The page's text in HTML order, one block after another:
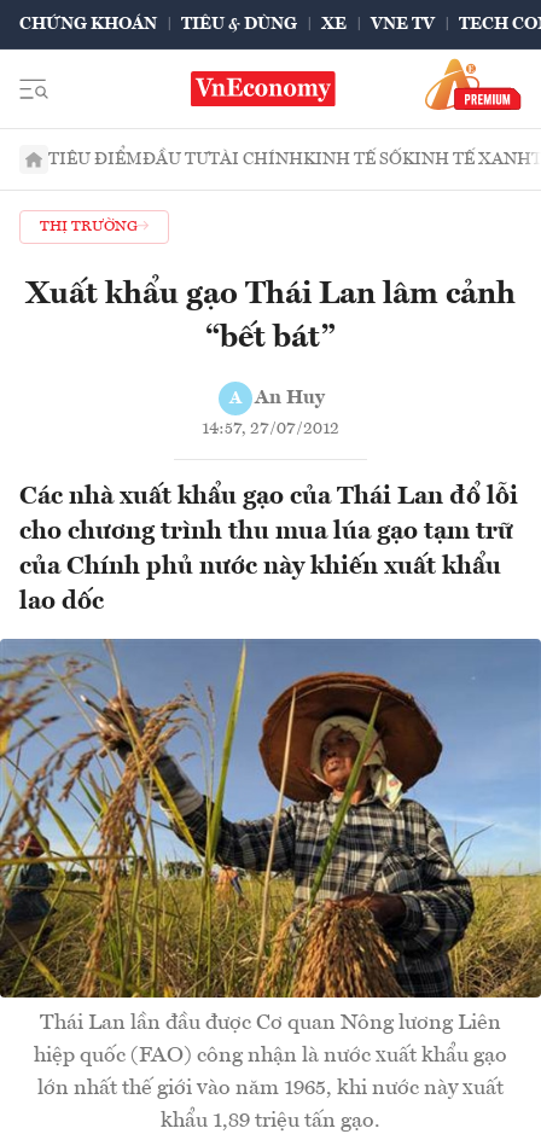
CHỨNG KHOÁN TIÊU & DÙNG XE VNE TV TECH
TIÊU ĐIỂMĐẦU TƯTÀI CHÍNHKINH TẾ SỐKINH TẾ XANH
THỊ TRƯỜNG
Xuất khẩu gạo Thái Lan lâm cảnh
“bết bát”
A An Huy
14:57, 27/07/2012
Các nhà xuất khẩu gạo của Thái Lan đổ lỗi
cho chương trình thu mua lúa gạo tạm trữ
của Chính phủ nước này khiến xuất khẩu
lao dốc
Thái Lan lần đầu được Cơ quan Nông lương Liên
hiệp quốc (FAO) công nhận là nước xuất khẩu gạo
lớn nhất thế giới vào năm 1965, khi nước này xuất
khẩu 1,89 triệu tấn gạo.